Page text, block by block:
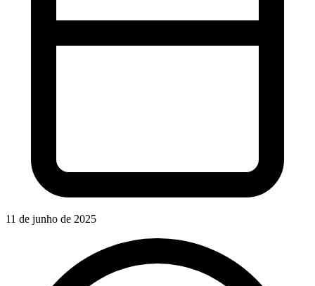
11 de junho de 2025